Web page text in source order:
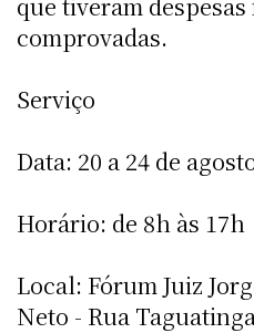
comprovadas.
Serviço
Data: 20 a 24 de
Horário: de 8h às 17h
Local: Fórum Juiz
Neto - Rua